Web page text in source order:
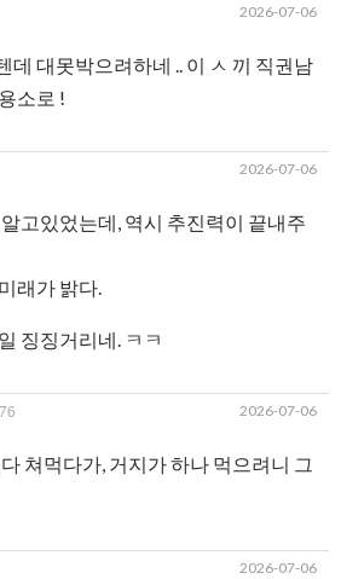
2026-07-06
데 대못박으려하네 .. 이 ㅅ 끼 직권남
소로 !
2026-07-06
고있었는데, 역시 추진력이 끝내주
래가 밝다.
징징거리네. ㅋㅋ
2026-07-06
쳐먹다가, 거지가 하나 먹으려니 그
2026-07-06